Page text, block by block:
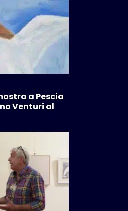
a Pescia
Venturi al